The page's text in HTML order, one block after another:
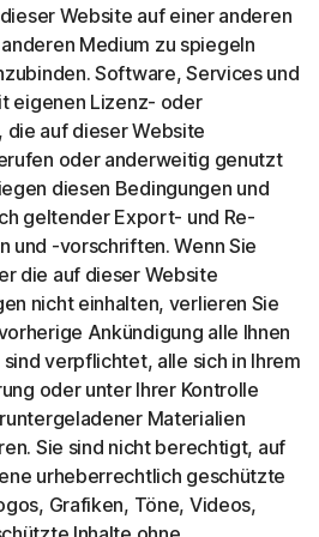
Website auf einer anderen
Medium zu spiegeln
Software, Services und
eigenen Lizenz- oder
die auf dieser Website
oder anderweitig genutzt
diesen Bedingungen und
geltender Export- und Re-
und -vorschriften. Wenn Sie
die auf dieser Website
nicht einhalten, verlieren Sie
Ankündigung alle Ihnen
verpflichtet, alle sich in Ihrem
oder unter Ihrer Kontrolle
Materialien
Sie sind nicht berechtigt, auf
urheberrechtlich geschützte
Grafiken, Töne, Videos,